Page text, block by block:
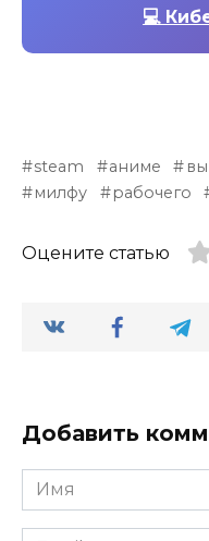
💻
steam аниме
милфу
рабочего
Оцените статью
Добавить
Имя
*